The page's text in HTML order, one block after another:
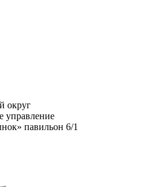
округ
управление
павильон 6/1